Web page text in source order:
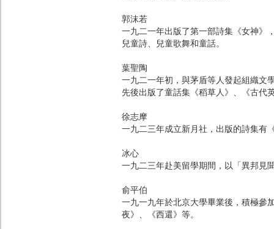
郭沫若
一九二一年出版了第一部詩集《女神》
兒童詩、兒童歌舞和童話。
葉聖陶
一九二一年初，與茅盾等人發起組織文
先後出版了童話集《稻草人》、《古代
徐志摩
一九二三年成立新月社，出版的詩集有
冰心
一九二三年赴美留學期間，以「異邦見
俞平伯
一九一九年於北京大學畢業後，積極參
夜》、《西還》等。